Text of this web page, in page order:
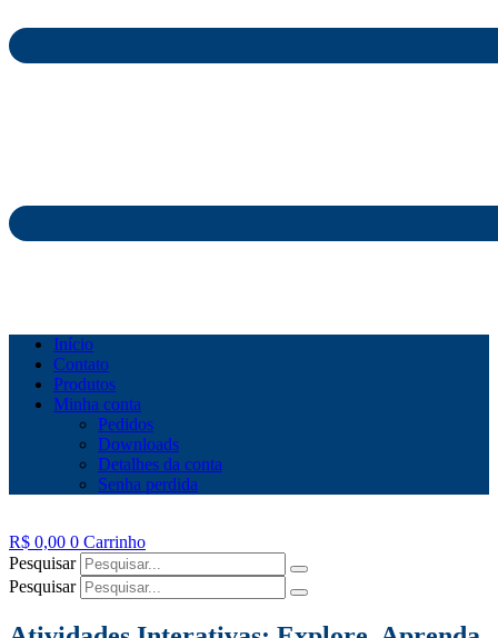
Início
Contato
Produtos
Minha conta
Pedidos
Downloads
Detalhes da conta
Senha perdida
R$ 0,00 0 Carrinho
Pesquisar
Pesquisar